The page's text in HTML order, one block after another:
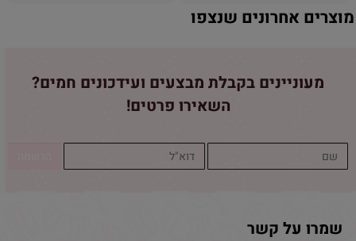
מוצרים אחרונים שנצפו
מעוניינים בקבלת מבצעים ועידכונים חמים?
השאירו פרטים!
שמרו על קשר